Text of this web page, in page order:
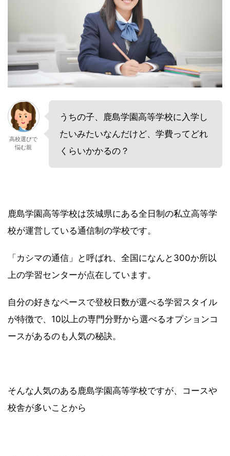
高校選びで
悩む親
うちの子、鹿島学園高等学校に入学し
たいみたいなんだけど、学費ってどれ
くらいかかるの？
鹿島学園高等学校は茨城県にある全日制の私立高等学
校が運営している通信制の学校です。
「カシマの通信」と呼ばれ、全国になんと300か所以
上の学習センターが点在しています。
自分の好きなペースで登校日数が選べる学習スタイル
が特徴で、10以上の専門分野から選べるオプションコ
ースがあるのも人気の秘訣。
そんな人気のある鹿島学園高等学校ですが、コースや
校舎が多いことから